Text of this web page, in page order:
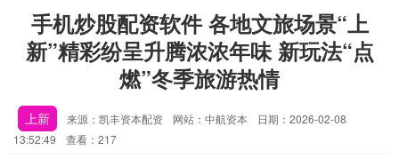
手机炒股配资软件 各地文旅场景“上
新”精彩纷呈升腾浓浓年味 新玩法“点
燃”冬季旅游热情
上新 来源：凯丰资本配资 网站：中航资本
日期：2026-02-08
13:52:49
查看：217